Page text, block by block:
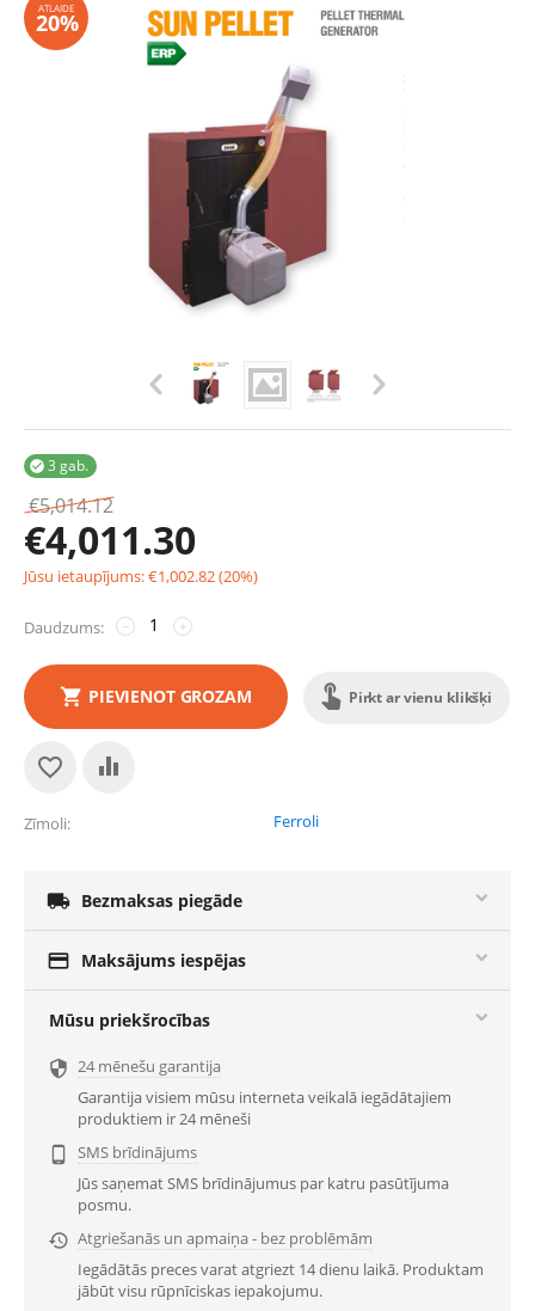
ATLAIDE
20%
3 gab.

€5,014.12
€4,011.30
Jūsu ietaupījums:€1,002.82(20%)
Daudzums: +
−
PIEVIENOT GROZAM Pirkt ar vienu klikšķi
Zīmoli Ferroli
 Bezmaksas piegāde
 Maksājums iespējas
Mūsu priekšrocības
 24 mēnešu garantija
Garantija visiem mūsu interneta veikalā iegādātajiem
produktiem ir 24 mēneši

SMS brīdinājums
Jūs saņemat SMS brīdinājumus par katru pasūtījuma
posmu.
 Atgriešanās un apmaiņa - bez problēmām
Iegādātās preces varat atgriezt 14 dienu laikā. Produktam
jābūt visu rūpnīciskas iepakojumu.